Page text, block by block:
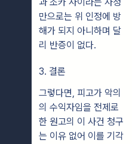
만으로는 위 인정에 방
해가 되지 아니하며 달
리 반증이 없다.
3. 결론
그렇다면, 피고가 악의
의 수익자임을 전제로
한 원고의 이 사건 청구
는 이유 없어 이를 기각